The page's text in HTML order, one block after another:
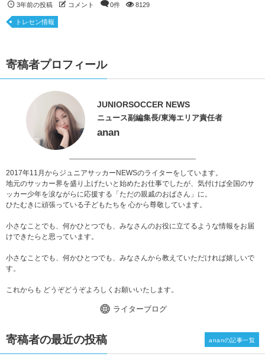
3年前の投稿 コメント 0件 8129
トレセン情報
寄稿者プロフィール
JUNIORSOCCER NEWS
ニュース副編集長/東海エリア責任者
anan
2017年11月からジュニアサッカーNEWSのライターをしています。
地元のサッカー界を盛り上げたいと始めたお仕事でしたが、気付けば全国のサ
ッカー少年を涙ながらに応援する「ただの親戚のおばさん」に。
ひたむきに頑張っている子どもたちを 心から尊敬しています。
小さなことでも、何かひとつでも、みなさんのお役に立てるような情報をお届
けできたらと思っています。
小さなことでも、何かひとつでも、みなさんから教えていただければ嬉しいで
す。
これからも どうぞどうぞよろしくお願いいたします。
ライターブログ
寄稿者の最近の投稿 ananの記事一覧